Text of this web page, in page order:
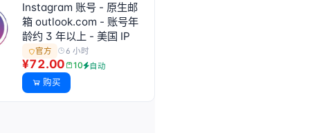
Instagram 账号 - 原生邮
箱 outlook.com - 账号年
龄约 3 年以上 - 美国 IP
官方 6 小时
¥72.00 10 自动
购买